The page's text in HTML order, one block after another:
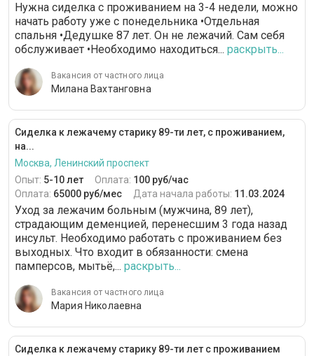
Нужна сиделка с проживанием на 3-4 недели, можно
начать работу уже с понедельника •Отдельная
спальня •Дедушке 87 лет. Он не лежачий. Сам себя
обслуживает •Необходимо находиться... раскрыть...
Вакансия от частного лица
Милана Вахтанговна
Сиделка к лежачему старику 89-ти лет, с проживанием,
на...
Москва, Ленинский проспект
Опыт: 5-10 лет Оплата: 100 руб/час
Оплата: 65000 руб/мес Дата начала работы: 11.03.2024
Уход за лежачим больным (мужчина, 89 лет),
страдающим деменцией, перенесшим 3 года назад
инсульт. Необходимо работать с проживанием без
выходных. Что входит в обязанности: смена
памперсов, мытьё,... раскрыть...
Вакансия от частного лица
Мария Николаевна
Сиделка к лежачему старику 89-ти лет с проживанием